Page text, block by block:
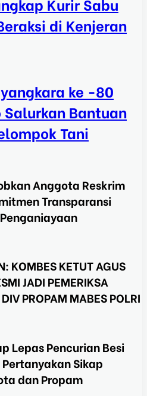
di Kenjeran
ke -80
Bantuan
Tani
Anggota Reskrim
Transparansi
KOMBES KETUT AGUS
JADI PEMERIKSA
PROPAM MABES POLRI
Lepas Pencurian Besi
Sikap
dan Propam